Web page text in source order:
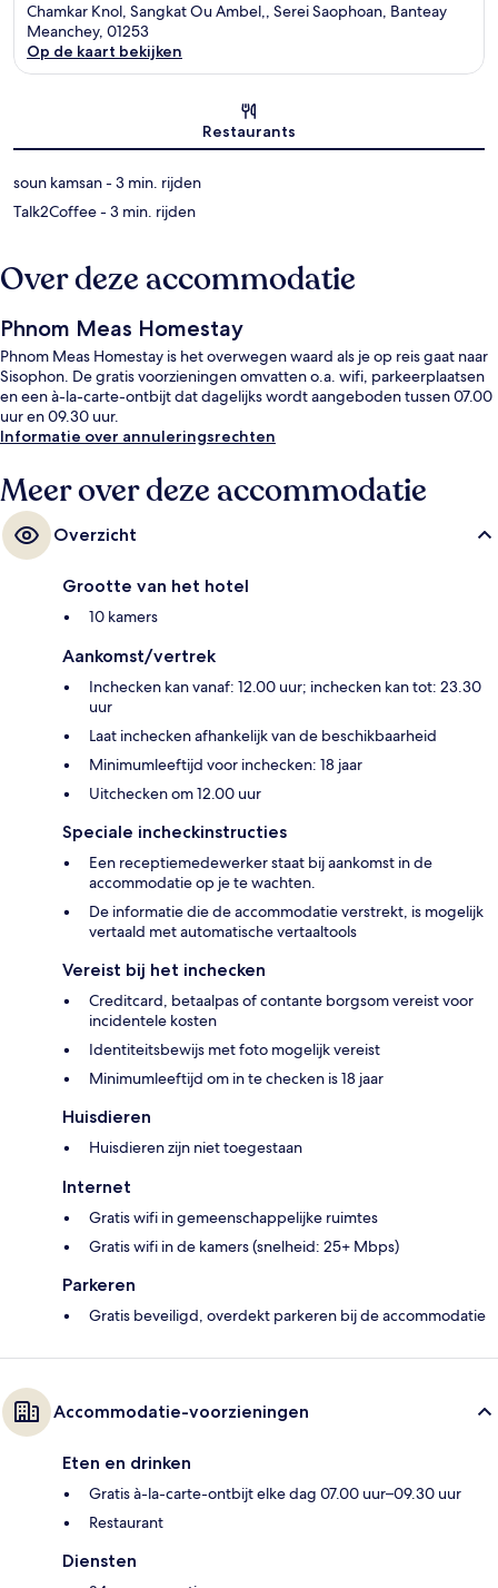
Chamkar Knol, Sangkat Ou Ambel,, Serei Saophoan, Banteay
Meanchey, 01253
Op de kaart bekijken
Restaurants
‪soun kamsan - ‬3 min. rijden
‪Talk2Coffee - ‬3 min. rijden
Over deze accommodatie
Phnom Meas Homestay
Phnom Meas Homestay is het overwegen waard als je op reis gaat naar
Sisophon. De gratis voorzieningen omvatten o.a. wifi, parkeerplaatsen
en een à-la-carte-ontbijt dat dagelijks wordt aangeboden tussen 07.00
uur en 09.30 uur.
Informatie over annuleringsrechten
Meer over deze accommodatie
Overzicht
Grootte van het hotel
10 kamers
Aankomst/vertrek
Inchecken kan vanaf: 12.00 uur; inchecken kan tot: 23.30
uur
Laat inchecken afhankelijk van de beschikbaarheid
Minimumleeftijd voor inchecken: 18 jaar
Uitchecken om 12.00 uur
Speciale incheckinstructies
Een receptiemedewerker staat bij aankomst in de
accommodatie op je te wachten.
De informatie die de accommodatie verstrekt, is mogelijk
vertaald met automatische vertaaltools
Vereist bij het inchecken
Creditcard, betaalpas of contante borgsom vereist voor
incidentele kosten
Identiteitsbewijs met foto mogelijk vereist
Minimumleeftijd om in te checken is 18 jaar
Huisdieren
Huisdieren zijn niet toegestaan
Internet
Gratis wifi in gemeenschappelijke ruimtes
Gratis wifi in de kamers (snelheid: 25+ Mbps)
Parkeren
Gratis beveiligd, overdekt parkeren bij de accommodatie
Accommodatie-voorzieningen
Eten en drinken
Gratis à-la-carte-ontbijt elke dag 07.00 uur–09.30 uur
Restaurant
Diensten